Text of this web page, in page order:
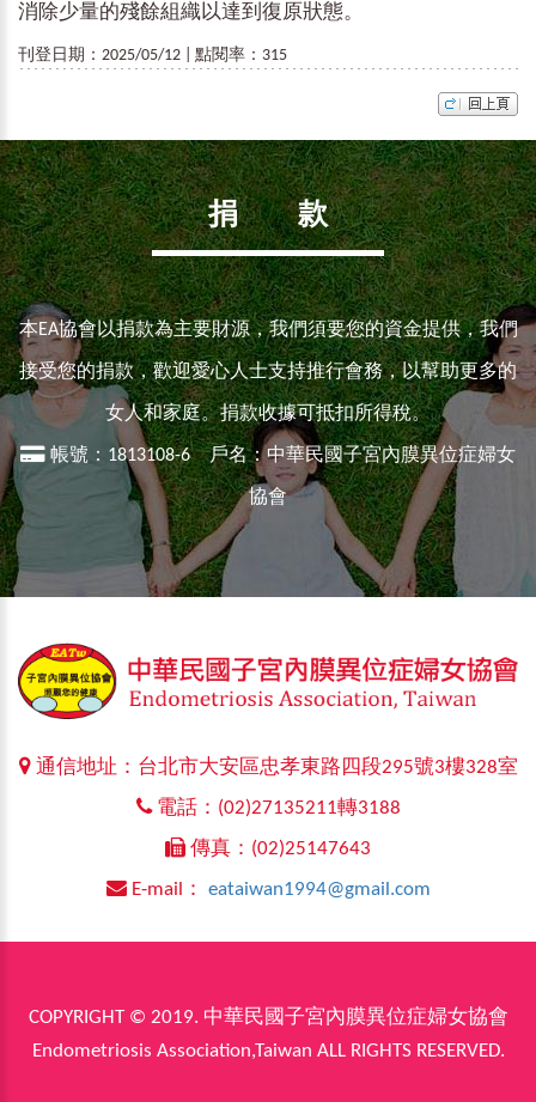
消除少量的殘餘組織以達到復原狀態。
刊登日期：2025/05/12 | 點閱率：315
捐 款
本EA協會以捐款為主要財源，我們須要您的資金提供，我們
接受您的捐款，歡迎愛心人士支持推行會務，以幫助更多的
女人和家庭。捐款收據可抵扣所得稅。
帳號：1813108-6 戶名：中華民國子宮內膜異位症婦女
協會
通信地址：台北市大安區忠孝東路四段295號3樓328室
電話：(02)27135211轉3188
傳真：(02)25147643
E-mail： eataiwan1994@gmail.com
COPYRIGHT © 2019. 中華民國子宮內膜異位症婦女協會
Endometriosis Association,Taiwan ALL RIGHTS RESERVED.